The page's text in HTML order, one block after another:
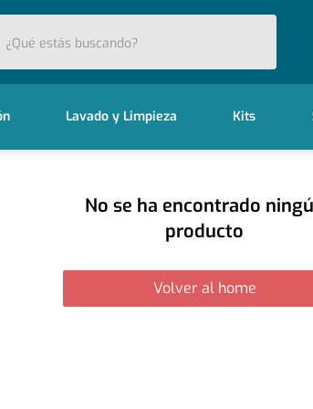
buscando?
Lavado y Limpieza Kits
No se ha encontrado
producto
Volver al home